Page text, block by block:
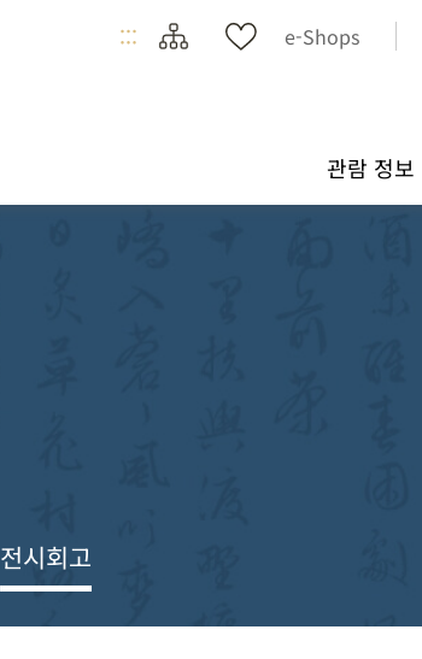
::: e-Shops
관람 정보
전시회고